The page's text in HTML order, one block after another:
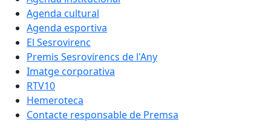
Agenda cultural
Agenda esportiva
El Sesrovirenc
Premis Sesrovirencs de l'Any
Imatge corporativa
RTV10
Hemeroteca
Contacte responsable de Premsa